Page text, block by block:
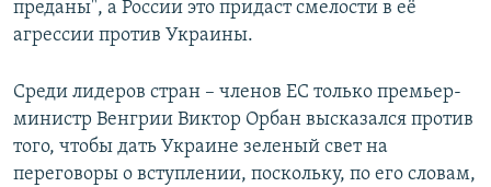
преданы", а России это придаст смелости в её
агрессии против Украины.
Среди лидеров стран – членов ЕС только премьер-
министр Венгрии Виктор Орбан высказался против
того, чтобы дать Украине зеленый свет на
переговоры о вступлении, поскольку, по его словам,